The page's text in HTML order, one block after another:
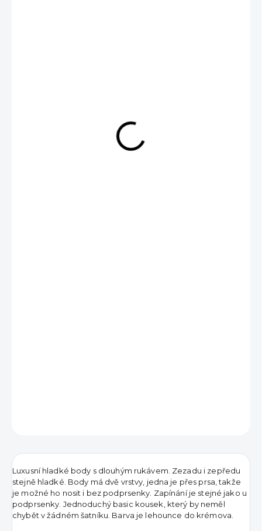
Luxusní hladké body s dlouhým rukávem. Zezadu i zepředu
stejně hladké. Body má dvě vrstvy, jedna je přes prsa, takže
je možné ho nosit i bez podprsenky. Zapínání je stejné jako u
podprsenky. Jednoduchý basic kousek, který by neměl
chybět v žádném šatníku. Barva je lehounce do krémova.